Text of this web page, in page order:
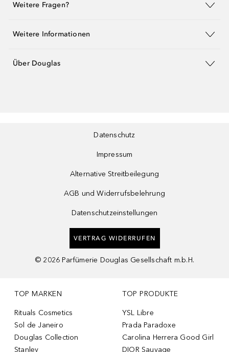
Weitere Fragen?
Weitere Informationen
Über Douglas
Datenschutz
Impressum
Alternative Streitbeilegung
AGB und Widerrufsbelehrung
Datenschutzeinstellungen
VERTRAG WIDERRUFEN
© 2026 Parfümerie Douglas Gesellschaft m.b.H.
TOP MARKEN
Rituals Cosmetics
Sol de Janeiro
Douglas Collection
Stanley
TOP PRODUKTE
YSL Libre
Prada Paradoxe
Carolina Herrera Good Girl
DIOR Sauvage